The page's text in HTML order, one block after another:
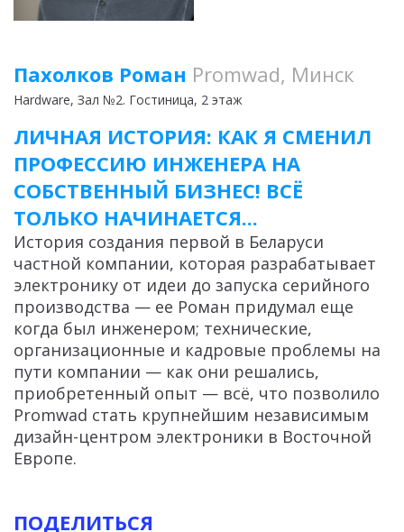
Пахолков Роман Promwad, Минск
Hardware, Зал №2. Гостиница, 2 этаж
ЛИЧНАЯ ИСТОРИЯ: КАК Я СМЕНИЛ
ПРОФЕССИЮ ИНЖЕНЕРА НА
СОБСТВЕННЫЙ БИЗНЕС! ВСЁ
ТОЛЬКО НАЧИНАЕТСЯ...
История создания первой в Беларуси
частной компании, которая разрабатывает
электронику от идеи до запуска серийного
производства — ее Роман придумал еще
когда был инженером; технические,
организационные и кадровые проблемы на
пути компании — как они решались,
приобретенный опыт — всё, что позволило
Promwad стать крупнейшим независимым
дизайн-центром электроники в Восточной
Европе.
ПОДЕЛИТЬСЯ